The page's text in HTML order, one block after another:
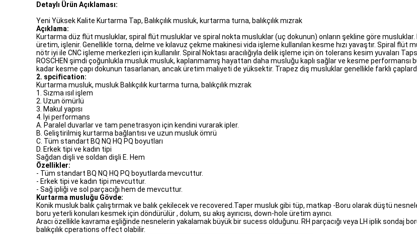
Detaylı Ürün Açıklaması:
Yeni Yüksek Kalite Kurtarma Tap, Balıkçılık musluk, kurtarma turna, balıkçılık mızrak
Açıklama:
Kurtarma düz flüt musluklar, spiral flüt musluklar ve spiral nokta musluklar (uç dokunun) onların şekline göre
üretim, işlenir. Genellikle torna, delme ve kılavuz çekme makinesi vida işleme kullanılan kesme hızı yavaştır. Spiral flüt
nötr iyi ile CNC işleme merkezleri için kullanılır. Spiral Noktası aracılığıyla delik işleme için ön tolerans kesim yuvaları Taps.
ROSCHEN şimdi çoğunlukla musluk musluk, kaplanmamış hayattan daha musluğu kaplı sağlar ve kesme performansı
kadar kesme çapı dokunun tasarlanan, ancak üretim maliyeti de yüksektir. Trapez diş musluklar genellikle farklı
2. spcification:
Kurtarma musluk, musluk Balıkçılık kurtarma turna, balıkçılık mızrak
1. Sızma ısıl işlem
2. Uzun ömürlü
3. Makul yapısı
4. İyi performans
A. Paralel duvarlar ve tam penetrasyon için kendini vurarak ipler.
B. Geliştirilmiş kurtarma bağlantısı ve uzun musluk ömrü
C. Tüm standart BQ NQ HQ PQ boyutları
D. Erkek tipi ve kadın tipi
Sağdan dişli ve soldan dişli E. Hem
Özellikler:
- Tüm standart BQ NQ HQ PQ boyutlarda mevcuttur.
- Erkek tipi ve kadın tipi mevcuttur.
- Sağ ipliği ve sol parçacığı hem de mevcuttur.
Kurtarma musluğu Gövde:
Konik musluk balık çalıştırmak ve balık çekilecek ve recovered.Taper musluk gibi tüp, matkap -Boru olarak düştü
boru yeterli konuları kesmek için döndürülür , dolum, su akış ayırıcısı, down-hole üretim ayırıcı.
Aracı özellikle kavrama eşliğinde nesnelerin yakalamak büyük bir sucess olduğunu. RH parçacığı veya LH iplik sondaj
balıkçılık cperations offect olabilir.